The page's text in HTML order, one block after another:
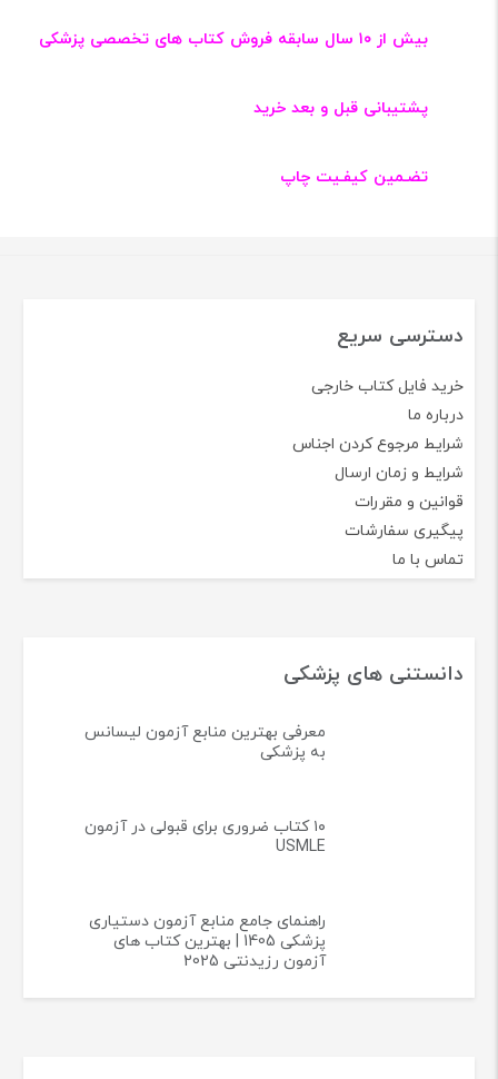
بیش از ۱۰ سال سابقه فروش کتاب‌ های تخصصی پزشکی
پشتیبانی قبل و بعد خرید
تضـمین کیفـیت چاپ
دسترسی سریع
خرید فایل کتاب خارجی
درباره ما
شرایط مرجوع کردن اجناس
شرایط و زمان ارسال
قوانین و مقررات
پیگیری سفارشات
تماس با ما
دانستنی های پزشکی
معرفی بهترین منابع آزمون لیسانس
به پزشکی
۱۰ کتاب ضروری برای قبولی در آزمون
USMLE
راهنمای جامع منابع آزمون دستیاری
پزشکی 1405 | بهترین کتاب های
آزمون رزیدنتی 2025